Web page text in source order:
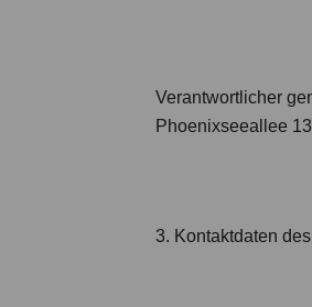
Verantwortlicher
Phoenixseeallee
3. Kontaktdaten